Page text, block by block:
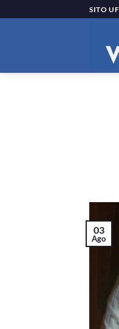
ai
SITO
03
Ago